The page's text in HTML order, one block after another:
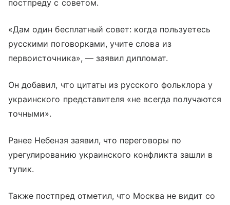
постпреду с советом.
«Дам один бесплатный совет: когда пользуетесь
русскими поговорками, учите слова из
первоисточника», — заявил дипломат.
Он добавил, что цитаты из русского фольклора у
украинского представителя «не всегда получаются
точными».
Ранее Небензя заявил, что переговоры по
урегулированию украинского конфликта зашли в
тупик.
Также постпред отметил, что Москва не видит со